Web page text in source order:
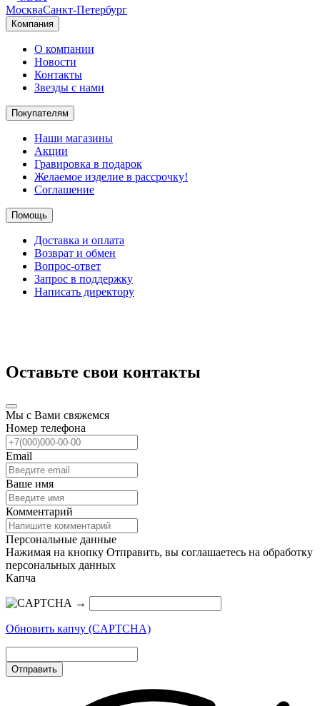
МоскваСанкт-Петербург
Компания
О компании
Новости
Контакты
Звезды с нами
Покупателям
Наши магазины
Акции
Гравировка в подарок
Желаемое изделие в рассрочку!
Соглашение
Помощь
Доставка и оплата
Возврат и обмен
Вопрос-ответ
Запрос в поддержку
Написать директору
Оставьте свои контакты
Мы с Вами свяжемся
Номер телефона
Email
Ваше имя
Комментарий
Персональные данные
Нажимая на кнопку Отправить, вы соглашаетесь на обработку
персональных данных
Капча
→
Обновить капчу (CAPTCHA)
Отправить